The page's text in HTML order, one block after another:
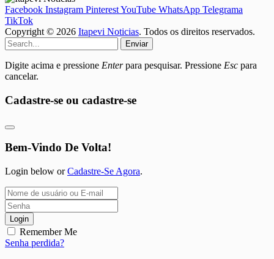
Facebook Instagram PinterestYouTube WhatsApp Telegrama
TikTok
Copyright © 2026 Itapevi Noticias. Todos os direitos reservados.
Enviar
Digite acima e pressione Enterpara pesquisar. Pressione Esc para
cancelar.
Cadastre-se ou cadastre-se
Bem-Vindo De Volta!
Login below orCadastre-Se Agora.
Login
Remember Me
Senha perdida?